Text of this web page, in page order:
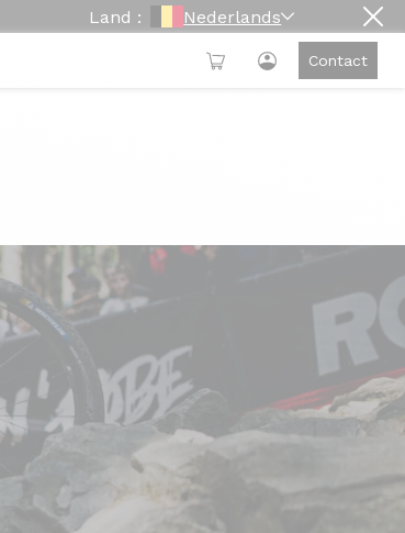
Land : Nederlands
Contact